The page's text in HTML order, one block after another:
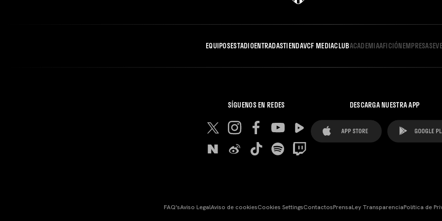
EQUIPOSESTADIOENTRADASTIENDAVCF MEDIACLUBACADEMIAAFICIÓNEMPRESAS
SÍGUENOS EN REDES DESCARGA NUESTRA APP
FAQ'sAviso LegalAviso de cookiesCookies SettingsContactosPrensaLey TransparenciaPolítica de